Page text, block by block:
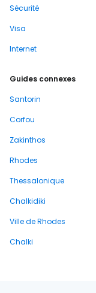
Sécurité
Visa
Internet
Guides connexes
Santorin
Corfou
Zakinthos
Rhodes
Thessalonique
Chalkidiki
Ville de Rhodes
Chalki